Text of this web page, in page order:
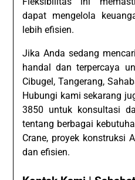
dapat mengelola
lebih efisien.
Jika Anda sedang
handal dan terpercaya
Cibugel, Tangerang,
Hubungi kami sekarang
3850 untuk konsultasi
tentang berbagai
Crane, proyek konstruksi
dan efisien.